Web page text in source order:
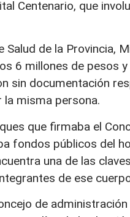
Centenario, que
de la Provincia,
6 millones de pesos
sin documentación
misma persona.
que firmaba el
fondos públicos del
una de las
de ese
de